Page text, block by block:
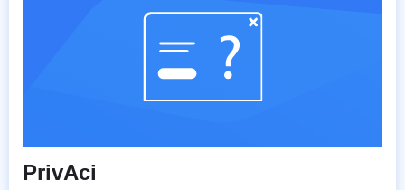
PrivAci